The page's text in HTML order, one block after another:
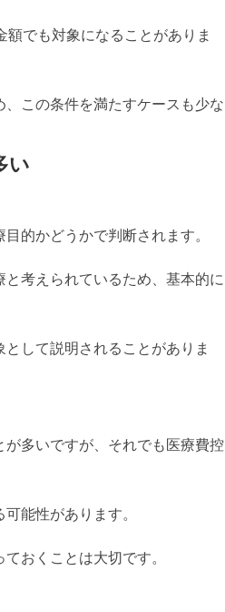
でも対象になることがありま
この条件を満たすケースも少な
い
的かどうかで判断されます。
考えられているため、基本的に
して説明されることがありま
多いですが、それでも医療費控
能性があります。
おくことは大切です。